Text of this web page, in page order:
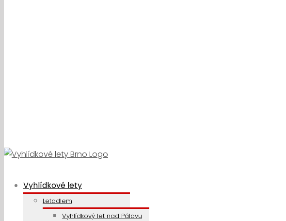
Vyhlídkové lety
Letadlem
Vyhlídkový let nad Pálavu